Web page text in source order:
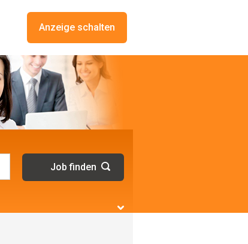
Anzeige schalten